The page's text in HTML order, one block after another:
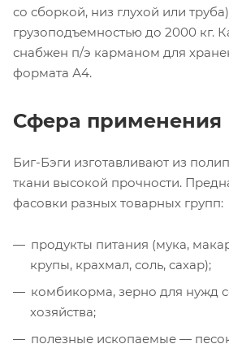
со сборкой, низ глухой или
грузоподъемностью до 2000 кг.
снабжен п/э карманом для
формата А4.
Сфера применения
Биг-Бэги изготавливают из
ткани высокой прочности.
фасовки разных товарных групп:
продукты питания (мука,
крупы, крахмал, соль, сахар);
комбикорма, зерно для нужд
хозяйства;
полезные ископаемые —